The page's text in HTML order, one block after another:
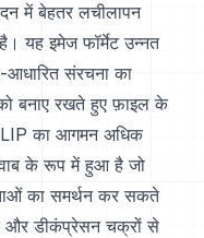
में बेहतर लचीलापन
यह इमेज फॉर्मेट उन्नत
संरचना का
बनाए रखते हुए फ़ाइल के
का आगमन अधिक
के रूप में हुआ है जो
का समर्थन कर सकते
और डीकंप्रेसन चक्रों से